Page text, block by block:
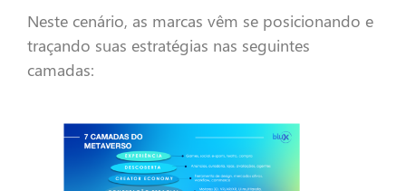
Neste cenário, as marcas vêm se posicionando e
traçando suas estratégias nas seguintes
camadas: